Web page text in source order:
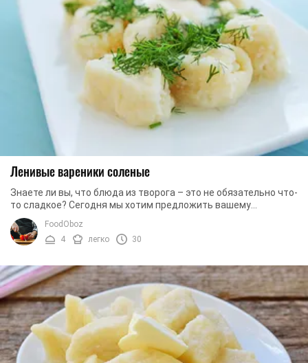
Ленивые вареники соленые
Знаете ли вы, что блюда из творога – это не обязательно что-
то сладкое? Сегодня мы хотим предложить вашему
вниманию рецепт соленых ленивых вареников. ...
FoodOboz
4
легко 30